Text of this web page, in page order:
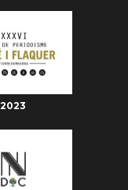
2023